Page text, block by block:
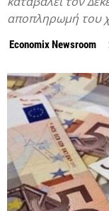
αποπληρωμή του
Economix Newsroom